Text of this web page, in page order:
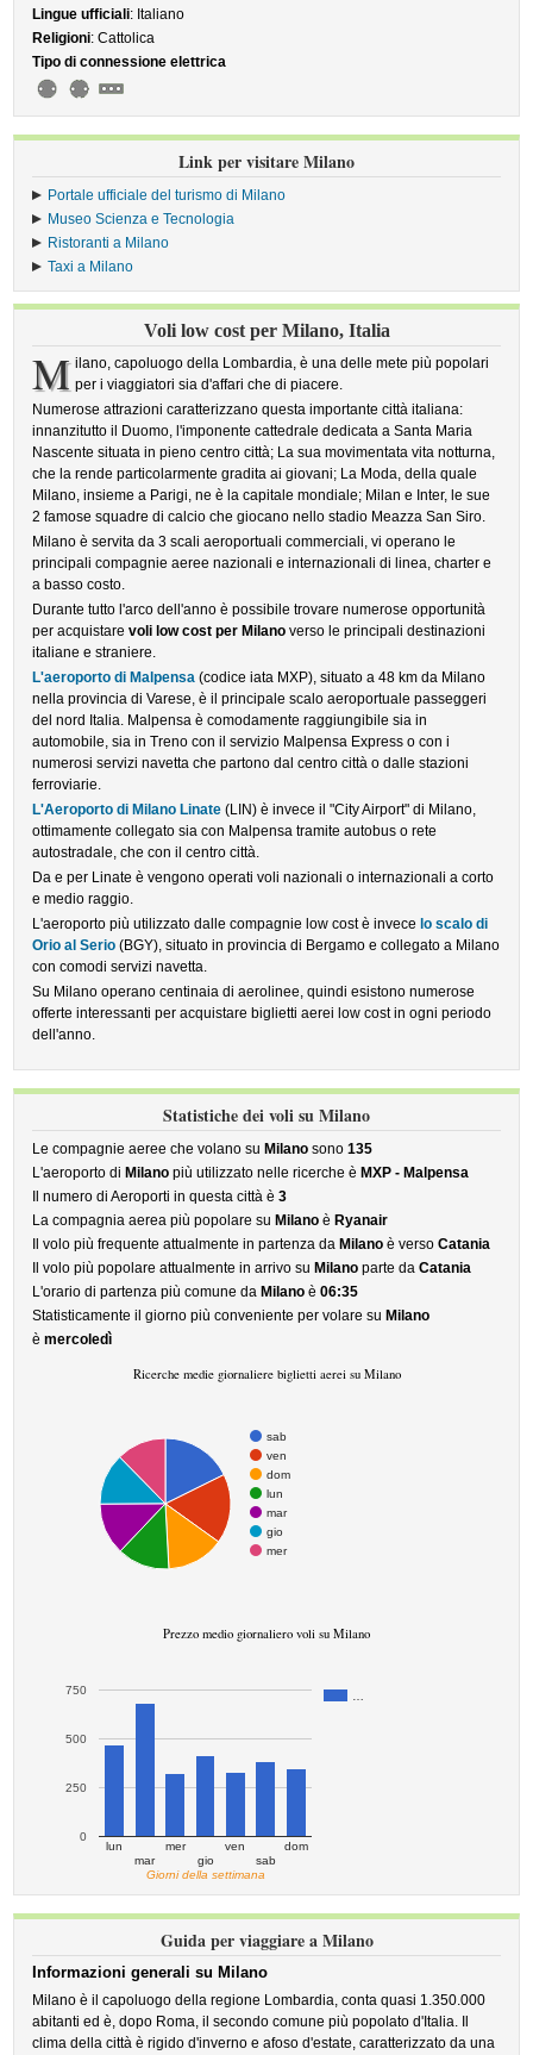
Lingue ufficiali: Italiano
Religioni: Cattolica
Tipo di connessione elettrica
Link per visitare Milano
Portale ufficiale del turismo di Milano
Museo Scienza e Tecnologia
Ristoranti a Milano
Taxi a Milano
Voli low cost per Milano, Italia
M ilano, capoluogo della Lombardia, è una delle mete più popolari
per i viaggiatori sia d'affari che di piacere.
Numerose attrazioni caratterizzano questa importante città italiana:
innanzitutto il Duomo, l'imponente cattedrale dedicata a Santa Maria
Nascente situata in pieno centro città; La sua movimentata vita notturna,
che la rende particolarmente gradita ai giovani; La Moda, della quale
Milano, insieme a Parigi, ne è la capitale mondiale; Milan e Inter, le sue
2 famose squadre di calcio che giocano nello stadio Meazza San Siro.
Milano è servita da 3 scali aeroportuali commerciali, vi operano le
principali compagnie aeree nazionali e internazionali di linea, charter e
a basso costo.
Durante tutto l'arco dell'anno è possibile trovare numerose opportunità
per acquistarevoli low cost per Milano verso le principali destinazioni
italiane e straniere.
L'aeroporto di Malpensa (codice iata MXP), situato a 48 km da Milano
nella provincia di Varese, è il principale scalo aeroportuale passeggeri
del nord Italia. Malpensa è comodamente raggiungibile sia in
automobile, sia in Treno con il servizio Malpensa Express o con i
numerosi servizi navetta che partono dal centro città o dalle stazioni
ferroviarie.
L'Aeroporto di Milano Linate (LIN) è invece il "City Airport" di Milano,
ottimamente collegato sia con Malpensa tramite autobus o rete
autostradale, che con il centro città.
Da e per Linate è vengono operati voli nazionali o internazionali a corto
e medio raggio.
L'aeroporto più utilizzato dalle compagnie low cost è invece lo scalo di
Orio al Serio (BGY), situato in provincia di Bergamo e collegato a Milano
con comodi servizi navetta.
Su Milano operano centinaia di aerolinee, quindi esistono numerose
offerte interessanti per acquistare biglietti aerei low cost in ogni periodo
dell'anno.
Statistiche dei voli su Milano
Le compagnie aeree che volano su Milano sono135
L'aeroporto di Milano più utilizzato nelle ricerche è MXP - Malpensa
Il numero di Aeroporti in questa città è3
La compagnia aerea più popolare su Milano è Ryanair
Il volo più frequente attualmente in partenza da Milano è versoCatania
Il volo più popolare attualmente in arrivo su Milano parte daCatania
L'orario di partenza più comune da Milano è06:35
Statisticamente il giorno più conveniente per volare su Milano
èmercoledì
Ricerche medie giornaliere biglietti aerei su Milano
sab
ven
dom
lun
mar
gio
mer
Prezzo medio giornaliero voli su Milano
lun
mar
mer
gio
ven
sab
dom
0
250
500
750
Giorni della settimana
Guida per viaggiare a Milano
Informazioni generali su Milano
Milano è il capoluogo della regione Lombardia, conta quasi 1.350.000
abitanti ed è, dopo Roma, il secondo comune più popolato d'Italia. Il
clima della città è rigido d'inverno e afoso d'estate, caratterizzato da una